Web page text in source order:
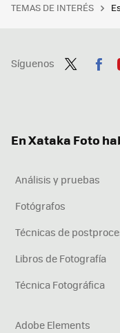
TEMAS DE INTERÉS
Síguenos
En Xataka Foto
Análisis y pruebas
Fotógrafos
Técnicas de
Libros de Fotografía
Técnica Fotográfica
Adobe Elements